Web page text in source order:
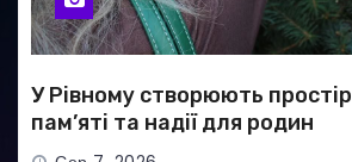
У Рівному створюють простір
пам’яті та надії для родин
безвісти зниклих і полонених